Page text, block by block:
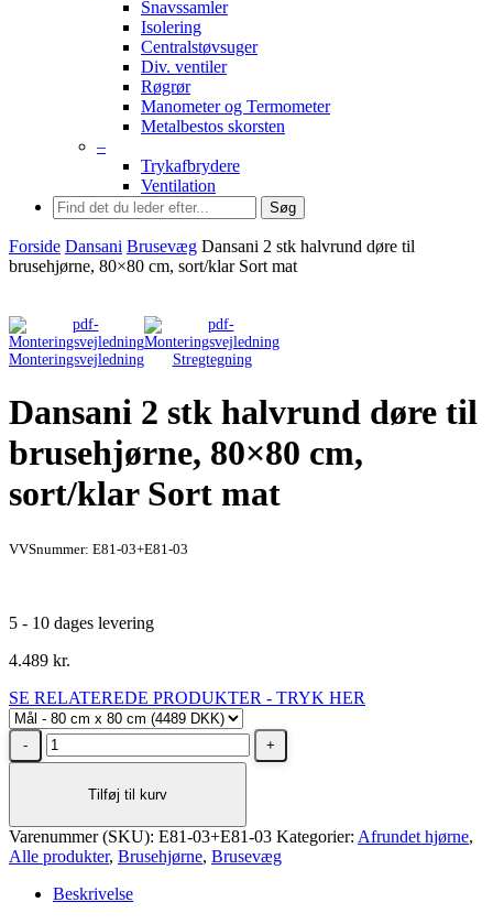
Snavssamler
Isolering
Centralstøvsuger
Div. ventiler
Røgrør
Manometer og Termometer
Metalbestos skorsten
–
Trykafbrydere
Ventilation
Søg
Forside Dansani Brusevæg Dansani 2 stk halvrund døre til
brusehjørne, 80×80 cm, sort/klar Sort mat
Monteringsvejledning Stregtegning
Dansani 2 stk halvrund døre til
brusehjørne, 80×80 cm,
sort/klar Sort mat
VVSnummer: E81-03+E81-03
5 - 10 dages levering
4.489 kr.
SE RELATEREDE PRODUKTER - TRYK HER
Dansani
2
halvrund
til
brusehjørne,
cm,
Tilføj til kurv
Varenummer (SKU): E81-03+E81-03 Kategorier: Afrundet hjørne,
Alle produkter, Brusehjørne, Brusevæg
Beskrivelse